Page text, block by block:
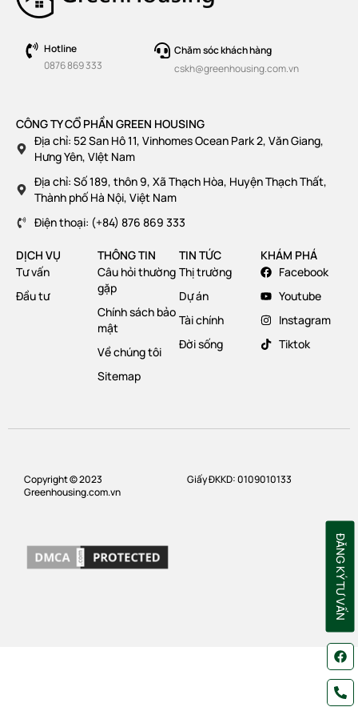
Hotline
0876 869 333
Chăm sóc khách hàng
cskh@greenhousing.com.vn
CÔNG TY CỔ PHẦN GREEN HOUSING
Địa chỉ: 52 San Hô 11, Vinhomes Ocean Park 2, Văn Giang,
Hưng Yên, VIệt Nam
Địa chỉ: Số 189, thôn 9, Xã Thạch Hòa, Huyện Thạch Thất,
Thành phố Hà Nội, Việt Nam
Điện thoại: (+84) 876 869 333
DỊCH VỤ
Tư vấn
Đầu tư
THÔNG TIN
Câu hỏi thường
gặp
Chính sách bảo
mật
Về chúng tôi
Sitemap
TIN TỨC
Thị trường
Dự án
Tài chính
Đời sống
KHÁM PHÁ
Facebook
Youtube
Instagram
Tiktok
Copyright © 2023
Greenhousing.com.vn
Giấy ĐKKD: 0109010133
ĐĂNG KÝ TƯ VẤN